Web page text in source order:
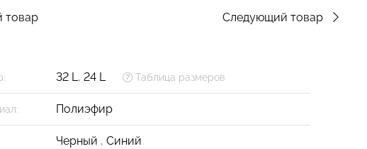
товар Следующий товар
32 L, 24 L Таблица размеров
Полиэфир
Черный , Синий